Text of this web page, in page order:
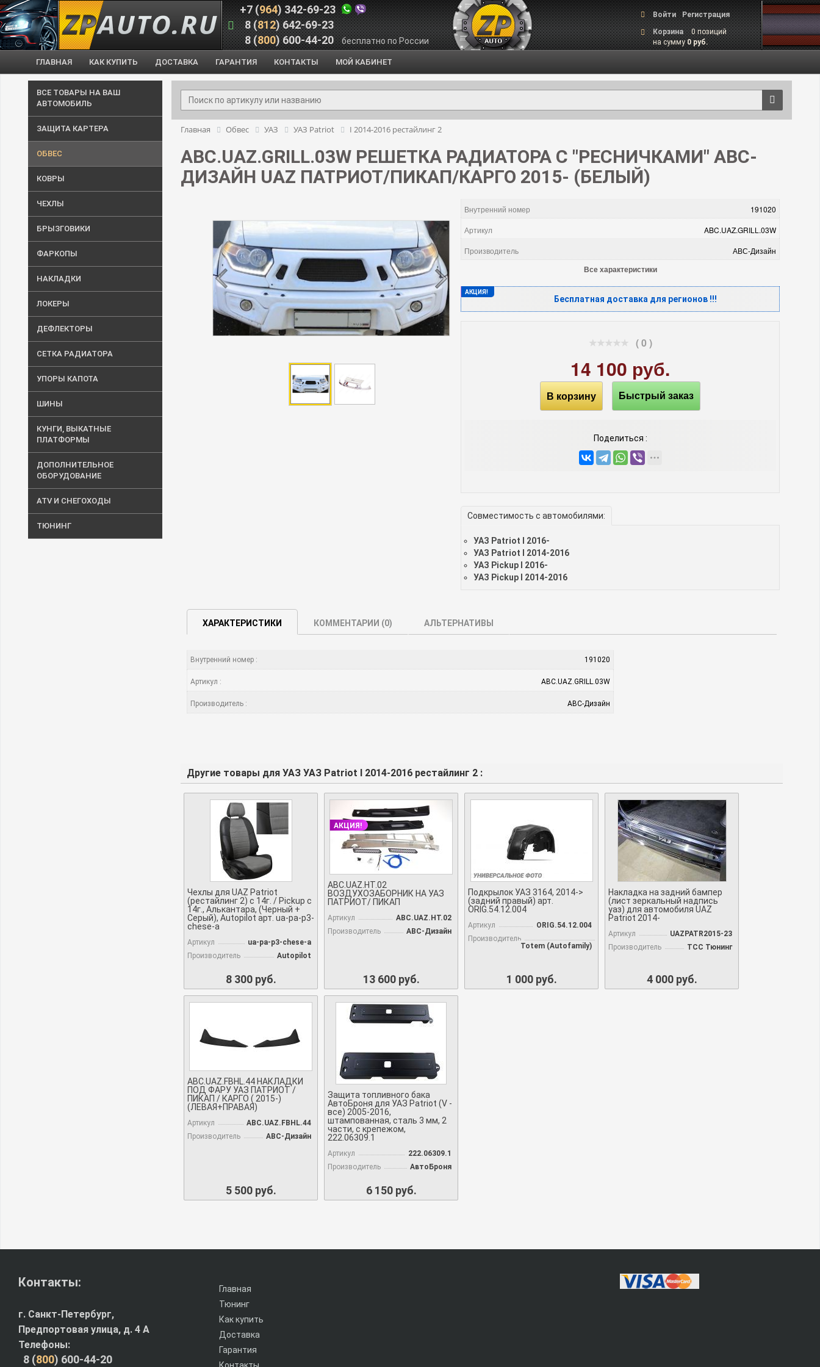
+7 (964) 342-69-23
8 (812) 642-69-23
8 (800) 600-44-20 бесплатно по России
Войти
Регистрация
Корзина
0 позиций
на сумму0 руб.
ГЛАВНАЯ КАК КУПИТЬ ДОСТАВКА ГАРАНТИЯ КОНТАКТЫ МОЙ КАБИНЕТ
ВСЕ ТОВАРЫ НА ВАШ
АВТОМОБИЛЬ
ЗАЩИТА КАРТЕРА
ОБВЕС
КОВРЫ
ЧЕХЛЫ
БРЫЗГОВИКИ
ФАРКОПЫ
НАКЛАДКИ
ЛОКЕРЫ
ДЕФЛЕКТОРЫ
СЕТКА РАДИАТОРА
УПОРЫ КАПОТА
ШИНЫ
КУНГИ, ВЫКАТНЫЕ
ПЛАТФОРМЫ
ДОПОЛНИТЕЛЬНОЕ
ОБОРУДОВАНИЕ
ATV И СНЕГОХОДЫ
ТЮНИНГ
Главная Обвес УАЗ УАЗ Patriot I 2014-2016 рестайлинг 2
ABC.UAZ.GRILL.03W РЕШЕТКА РАДИАТОРА С "РЕСНИЧКАМИ" АВС-
ДИЗАЙН UAZ ПАТРИОТ/ПИКАП/КАРГО 2015- (БЕЛЫЙ)
Внутренний номер
191020
Артикул
ABC.UAZ.GRILL.03W
Производитель
АВС-Дизайн
Все характеристики
Бесплатная доставка для регионов !!!
АКЦИЯ!
( 0 )
14 100 руб.
В корзину Быстрый заказ
Поделиться :
Совместимость с автомобилями:
УАЗ Patriot I 2016-
УАЗ Patriot I 2014-2016
УАЗ Pickup I 2016-
УАЗ Pickup I 2014-2016
ХАРАКТЕРИСТИКИ КОММЕНТАРИИ (0) АЛЬТЕРНАТИВЫ
Внутренний номер : 191020
Артикул : ABC.UAZ.GRILL.03W
Производитель : АВС-Дизайн
Другие товары для УАЗ УАЗ Patriot I 2014-2016 рестайлинг 2 :
Чехлы для UAZ Patriot
(рестайлинг 2) с 14г. / Pickup c
14г., Алькантара, (Черный +
Серый), Autopilot арт. ua-pa-p3-
chese-a
Артикул
ua-pa-p3-chese-a
Производитель
Autopilot
8 300 руб.
АКЦИЯ!
ABC.UAZ.HT.02
ВОЗДУХОЗАБОРНИК НА УАЗ
ПАТРИОТ/ ПИКАП
Артикул
ABC.UAZ.HT.02
Производитель
АВС-Дизайн
13 600 руб.
Подкрылок УАЗ 3164, 2014->
(задний правый) арт.
ORIG.54.12.004
Артикул
ORIG.54.12.004
Производитель
Totem (Autofamily)
1 000 руб.
Накладка на задний бампер
(лист зеркальный надпись
уаз) для автомобиля UAZ
Patriot 2014-
Артикул
UAZPATR2015-23
Производитель
TCC Тюнинг
4 000 руб.
ABC.UAZ.FBHL.44 НАКЛАДКИ
ПОД ФАРУ УАЗ ПАТРИОТ /
ПИКАП / КАРГО ( 2015-)
(ЛЕВАЯ+ПРАВАЯ)
Артикул
ABC.UAZ.FBHL.44
Производитель
АВС-Дизайн
5 500 руб.
Защита топливного бака
АвтоБроня для УАЗ Patriot (V -
все) 2005-2016,
штампованная, сталь 3 мм, 2
части, с крепежом,
222.06309.1
Артикул
222.06309.1
Производитель
АвтоБроня
6 150 руб.
Главная
Тюнинг
Как купить
Доставка
Гарантия
Контакты
Контакты:
г. Санкт-Петербург,
Предпортовая улица, д. 4 A
Телефоны:
8 (800) 600-44-20